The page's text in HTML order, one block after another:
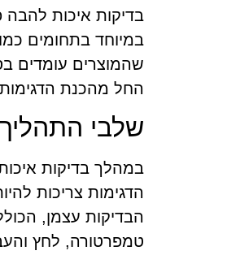
בדיקות איכות
במיוחד בתחומים
שהמוצרים עומדים
החל מהכנת
שלבי
במהלך בדיקות
הדגימות צריכות
הבדיקות עצמן,
טמפרטורה, לחץ